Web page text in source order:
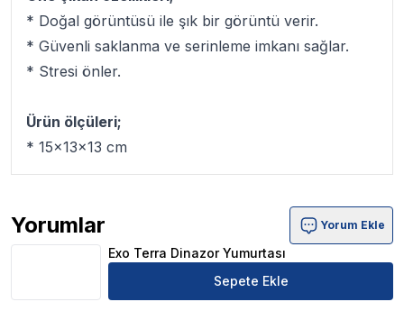
* Doğal görüntüsü ile şık bir görüntü verir.
* Güvenli saklanma ve serinleme imkanı sağlar.
* Stresi önler.
Ürün ölçüleri;
* 15x13x13 cm
Yorumlar
Exo Terra Dinazor Yumurtası Ürün Yorumları
Yorum Ekle
Exo Terra Dinazor Yumurtası
Sepete Ekle